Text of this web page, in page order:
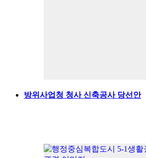
방위사업청 청사 신축공사 당선안